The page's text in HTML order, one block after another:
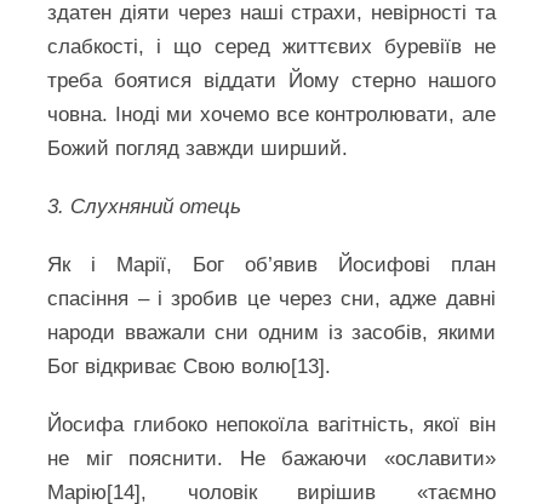
здатен діяти через наші страхи, невірності та
слабкості, і що серед життєвих буревіїв не
треба боятися віддати Йому стерно нашого
човна. Іноді ми хочемо все контролювати, але
Божий погляд завжди ширший.
3. Слухняний отець
Як і Марії, Бог об’явив Йосифові план
спасіння – і зробив це через сни, адже давні
народи вважали сни одним із засобів, якими
Бог відкриває Свою волю[13].
Йосифа глибоко непокоїла вагітність, якої він
не міг пояснити. Не бажаючи «ославити»
Марію[14], чоловік вирішив «таємно